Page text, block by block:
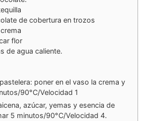
de cobertura en trozos
flor
de agua caliente.
poner en el vaso la crema y
90°C/Velocidad 1
azúcar, yemas y esencia de
5 minutos/90°C/Velocidad 4.